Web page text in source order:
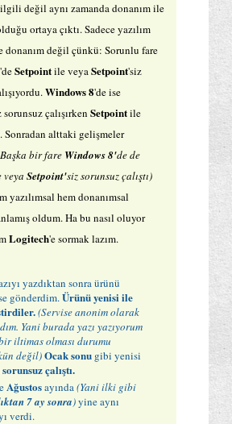
değil aynı zamanda donanım ile
ortaya çıktı. Sadece yazılım
donanım değil çünkü: Sorunlu fare
'deSetpointile veyaSetpoint'siz
Windows 8'de ise
sorunsuz çalışırken Setpointile
Sonradan alttaki gelişmeler
bir fare Windows 8'de de
veya Setpoint'siz sorunsuz çalıştı)
yazılımsal hem donanımsal
oldum. Ha bu nasıl oluyor
Logitech'e sormak lazım.
yazdıktan sonra ürünü
gönderdim. Ürünü yenisi ile
(Servise anonim olarak
Yani burada yazı yazıyorum
iltimas olması durumu
değil)Ocak sonugibi yenisi
sorunsuz çalıştı.
Ağustosayında(Yani ilki gibi
7 ay sonra)yine aynı
verdi.